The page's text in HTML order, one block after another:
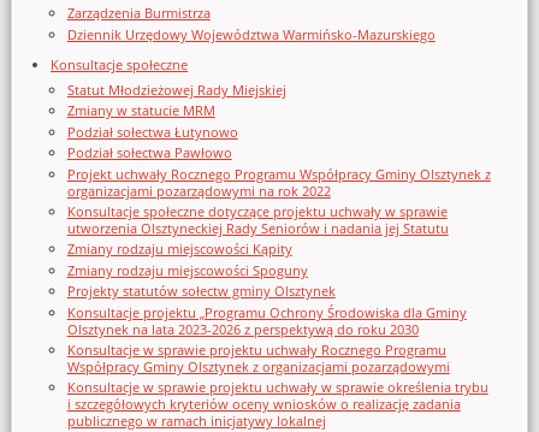
Zarządzenia Burmistrza
Dziennik Urzędowy Województwa Warmińsko-Mazurskiego
Konsultacje społeczne
Statut Młodzieżowej Rady Miejskiej
Zmiany w statucie MRM
Podział sołectwa Łutynowo
Podział sołectwa Pawłowo
Projekt uchwały Rocznego Programu Współpracy Gminy Olsztynek z
organizacjami pozarządowymi na rok 2022
Konsultacje społeczne dotyczące projektu uchwały w sprawie
utworzenia Olsztyneckiej Rady Seniorów i nadania jej Statutu
Zmiany rodzaju miejscowości Kąpity
Zmiany rodzaju miejscowości Spoguny
Projekty statutów sołectw gminy Olsztynek
Konsultacje projektu „Programu Ochrony Środowiska dla Gminy
Olsztynek na lata 2023-2026 z perspektywą do roku 2030
Konsultacje w sprawie projektu uchwały Rocznego Programu
Współpracy Gminy Olsztynek z organizacjami pozarządowymi
Konsultacje w sprawie projektu uchwały w sprawie określenia trybu
i szczegółowych kryteriów oceny wniosków o realizację zadania
publicznego w ramach inicjatywy lokalnej